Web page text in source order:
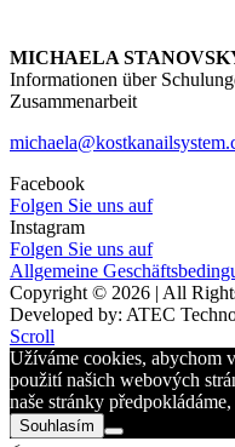
MICHAELA
Informationen über
Zusammenarbeit
Facebook
Folgen Sie uns auf
Instagram
Folgen Sie uns auf
Allgemeine
Copyright © 2026 | All
Developed by: ATEC
Scroll
Užíváme cookies, abychom
použití našich webových
naše stránky
Souhlasím